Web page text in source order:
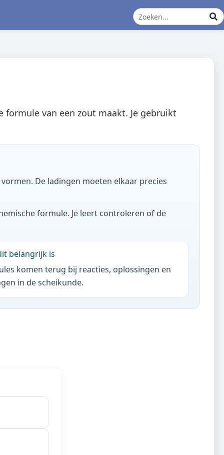
van een zout maakt. Je gebruikt
De ladingen moeten elkaar precies
formule. Je leert controleren of de
belangrijk is
komen terug bij reacties, oplossingen en
in de scheikunde.